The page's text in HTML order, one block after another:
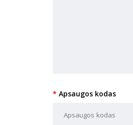
Apsaugos kodas